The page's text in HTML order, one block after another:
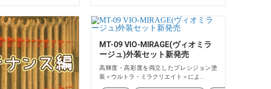
MT-09 VIO-MIRAGE(ヴィオミラ
ージュ)外装セット新発売
高輝度・高彩度を両立したプレシジョン塗
装＜ウルトラ・ミラクリエイト＞によ...